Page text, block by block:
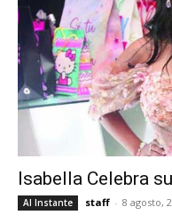
Isabella Celebra
Al Instante staff - 8 agosto,